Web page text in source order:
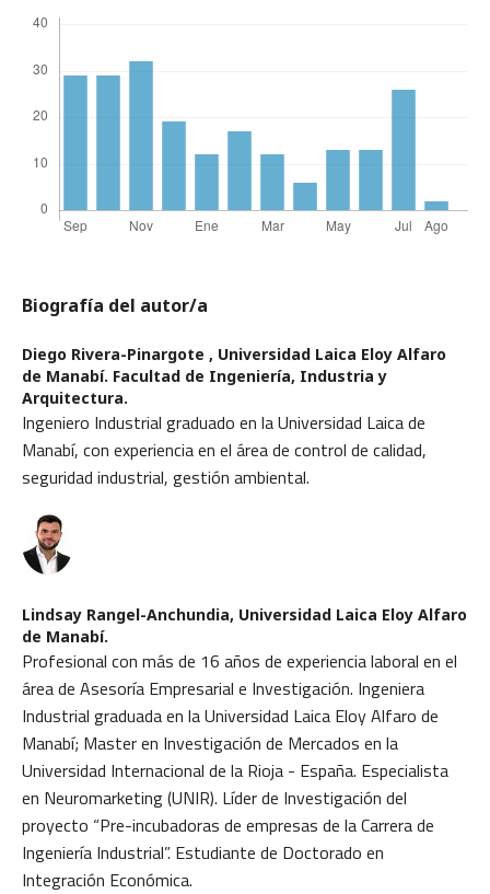
Biografía del autor/a
Diego Rivera-Pinargote , Universidad Laica Eloy Alfaro
de Manabí. Facultad de Ingeniería, Industria y
Arquitectura.
Ingeniero Industrial graduado en la Universidad Laica de
Manabí, con experiencia en el área de control de calidad,
seguridad industrial, gestión ambiental.
Lindsay Rangel-Anchundia, Universidad Laica Eloy Alfaro
de Manabí.
Profesional con más de 16 años de experiencia laboral en el
área de Asesoría Empresarial e Investigación. Ingeniera
Industrial graduada en la Universidad Laica Eloy Alfaro de
Manabí; Master en Investigación de Mercados en la
Universidad Internacional de la Rioja - España. Especialista
en Neuromarketing (UNIR). Líder de Investigación del
proyecto “Pre-incubadoras de empresas de la Carrera de
Ingeniería Industrial”. Estudiante de Doctorado en
Integración Económica.